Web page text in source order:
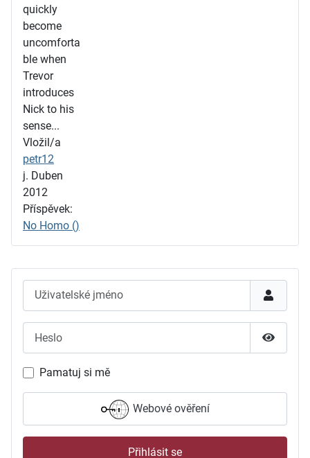
Pamatuj si mě
Webové ověření
Přihlásit se
quickly
become
uncomforta
ble when
Trevor
introduces
Nick to his
sense...
Vložil/a
petr12
j. Duben
2012
Příspěvek:
No Homo ()